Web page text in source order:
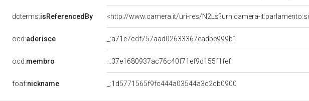
dcterms:isReferencedBy <http://www.camera.it/uri-res/N2Ls?urn:camera-
ocd:aderisce _:a71e7cdf757aad02633367eadbe999b1
ocd:membro _:37e1680937ac76c40f71ef9d155f1fef
foaf:nickname _:1d5771565f9fc444a03544a3c2cb0900